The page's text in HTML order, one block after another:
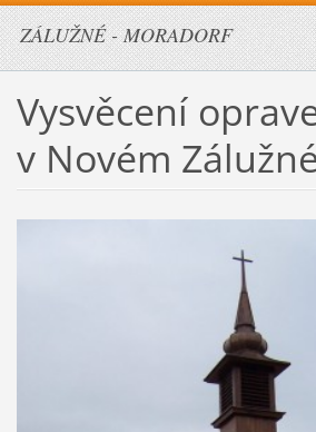
ZÁLUŽNÉ - MORADORF
Vysvěcení
v Novém